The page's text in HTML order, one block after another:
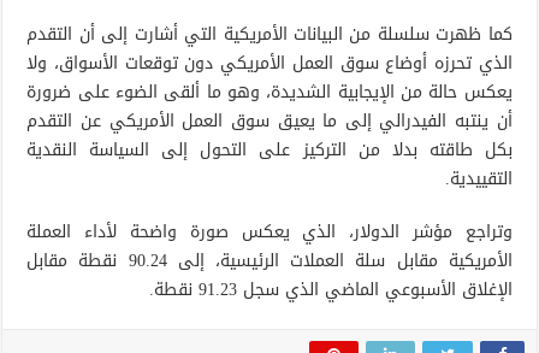
كما ظهرت سلسلة من البيانات الأمريكية التي أشارت إلى أن التقدم
الذي تحرزه أوضاع سوق العمل الأمريكي دون توقعات الأسواق، ولا
يعكس حالة من الإيجابية الشديدة، وهو ما ألقى الضوء على ضرورة
أن ينتبه الفيدرالي إلى ما يعيق سوق العمل الأمريكي عن التقدم
بكل طاقته بدلا من التركيز على التحول إلى السياسة النقدية
التقييدية.
وتراجع مؤشر الدولار، الذي يعكس صورة واضحة لأداء العملة
الأمريكية مقابل سلة العملات الرئيسية، إلى 90.24 نقطة مقابل
الإغلاق الأسبوعي الماضي الذي سجل 91.23 نقطة.